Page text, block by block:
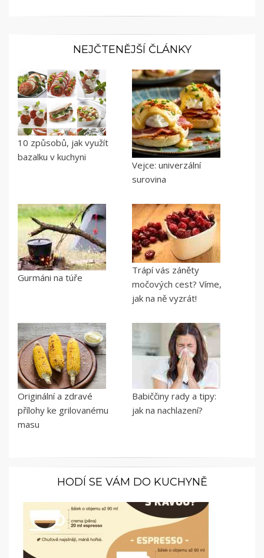
NEJČTENĚJŠÍ ČLÁNKY
10 způsobů, jak využít
bazalku v kuchyni
Vejce: univerzální
surovina
Gurmáni na túře
Trápí vás záněty
močových cest? Víme,
jak na ně vyzrát!
Originální a zdravé
přílohy ke grilovanému
masu
Babiččiny rady a tipy:
jak na nachlazení?
HODÍ SE VÁM DO KUCHYNĚ